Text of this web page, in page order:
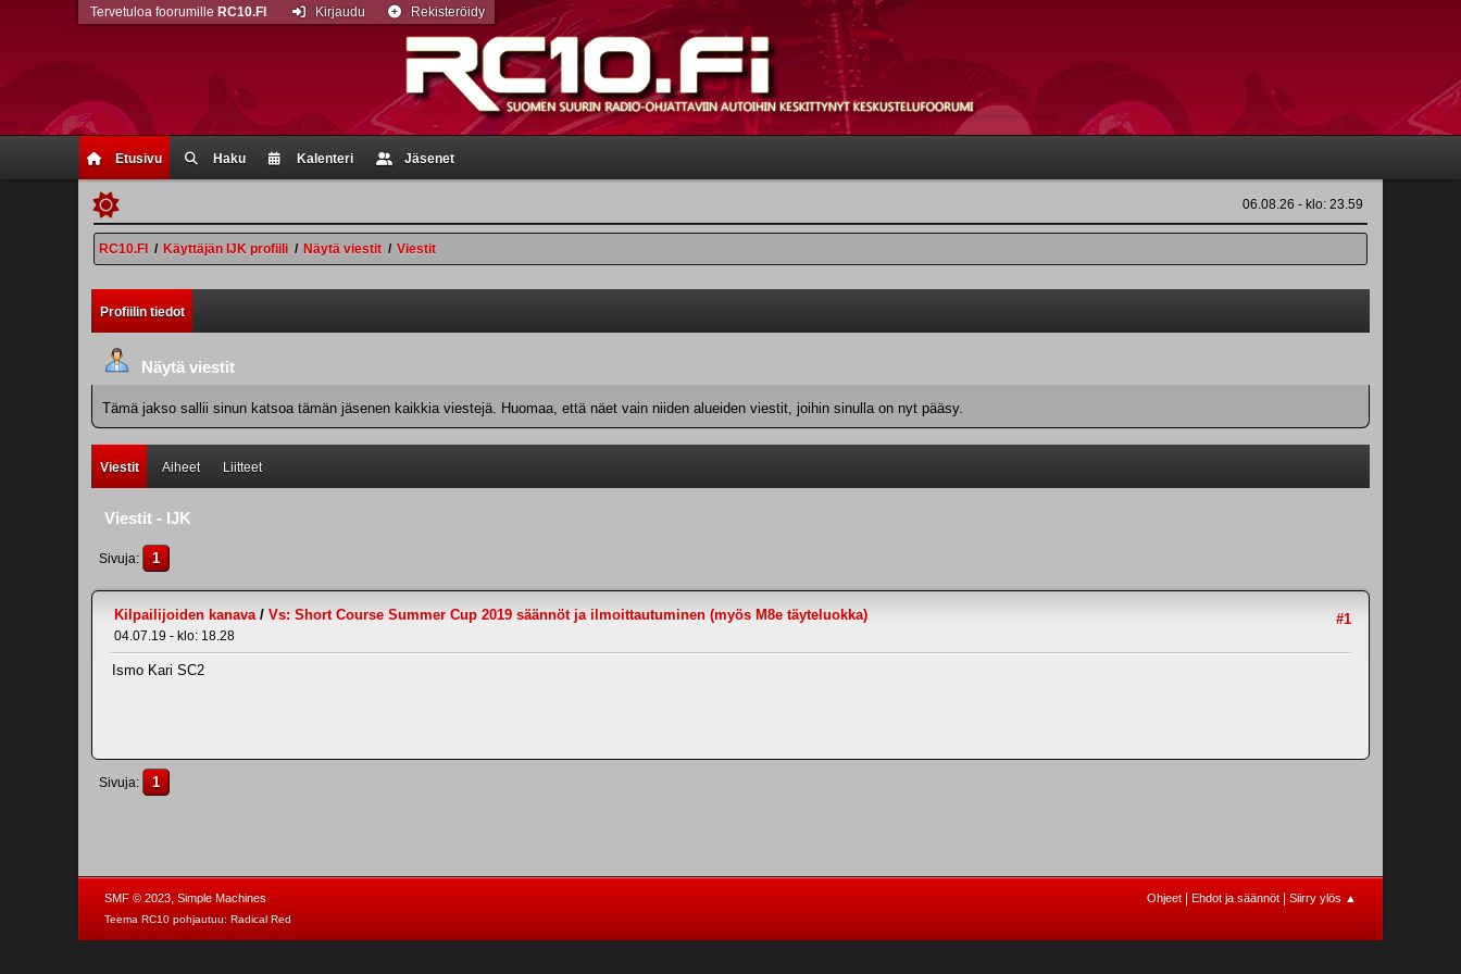
Etusivu Haku Kalenteri Jäsenet
Tervetuloa foorumille RC10.FI Kirjaudu Rekisteröidy
06.08.26 - klo: 23.59
RC10.FI / Käyttäjän IJK profiili / Näytä viestit / Viestit
Profiilin tiedot
Näytä viestit
Tämä jakso sallii sinun katsoa tämän jäsenen kaikkia viestejä. Huomaa, että näet vain niiden alueiden viestit, joihin sinulla on nyt pääsy.
Viestit Aiheet Liitteet
Viestit - IJK
Sivuja 1
#1
Kilpailijoiden kanava/ Vs: Short Course Summer Cup 2019 säännöt ja ilmoittautuminen (myös M8e täyteluokka)
04.07.19 - klo: 18.28
Ismo Kari SC2
Sivuja 1
Ohjeet Ehdot ja säännöt Siirry ylös ▲
SMF © 2023, Simple Machines
Teema RC10 pohjautuu: Radical Red